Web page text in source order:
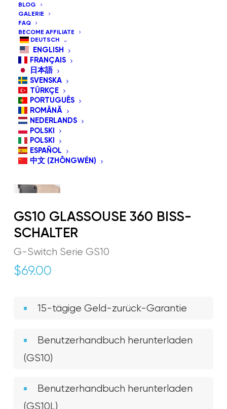
BLOG
GALERIE
FAQ
BECOME AFFILIATE
DEUTSCH
ENGLISH
FRANÇAIS
日本語
SVENSKA
TÜRKÇE
PORTUGUÊS
ROMÂNĂ
NEDERLANDS
POLSKI
POLSKI
ESPAÑOL
中文 (ZHŌNGWÉN)
GS10 GLASSOUSE 360 BISS-
SCHALTER
G-Switch Serie GS10
$69.00
15-tägige Geld-zurück-Garantie
Benutzerhandbuch herunterladen
(GS10)
Benutzerhandbuch herunterladen
(GS10L)